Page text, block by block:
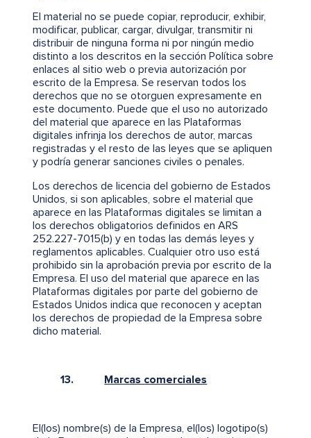
El material no se puede copiar, reproducir, exhibir,
modificar, publicar, cargar, divulgar, transmitir ni
distribuir de ninguna forma ni por ningún medio
distinto a los descritos en la sección Política sobre
enlaces al sitio web o previa autorización por
escrito de la Empresa. Se reservan todos los
derechos que no se otorguen expresamente en
este documento. Puede que el uso no autorizado
del material que aparece en las Plataformas
digitales infrinja los derechos de autor, marcas
registradas y el resto de las leyes que se apliquen
y podría generar sanciones civiles o penales.
Los derechos de licencia del gobierno de Estados
Unidos, si son aplicables, sobre el material que
aparece en las Plataformas digitales se limitan a
los derechos obligatorios definidos en ARS
252.227-7015(b) y en todas las demás leyes y
reglamentos aplicables. Cualquier otro uso está
prohibido sin la aprobación previa por escrito de la
Empresa. El uso del material que aparece en las
Plataformas digitales por parte del gobierno de
Estados Unidos indica que reconocen y aceptan
los derechos de propiedad de la Empresa sobre
dicho material.
13. Marcas comerciales
El(los) nombre(s) de la Empresa, el(los) logotipo(s)